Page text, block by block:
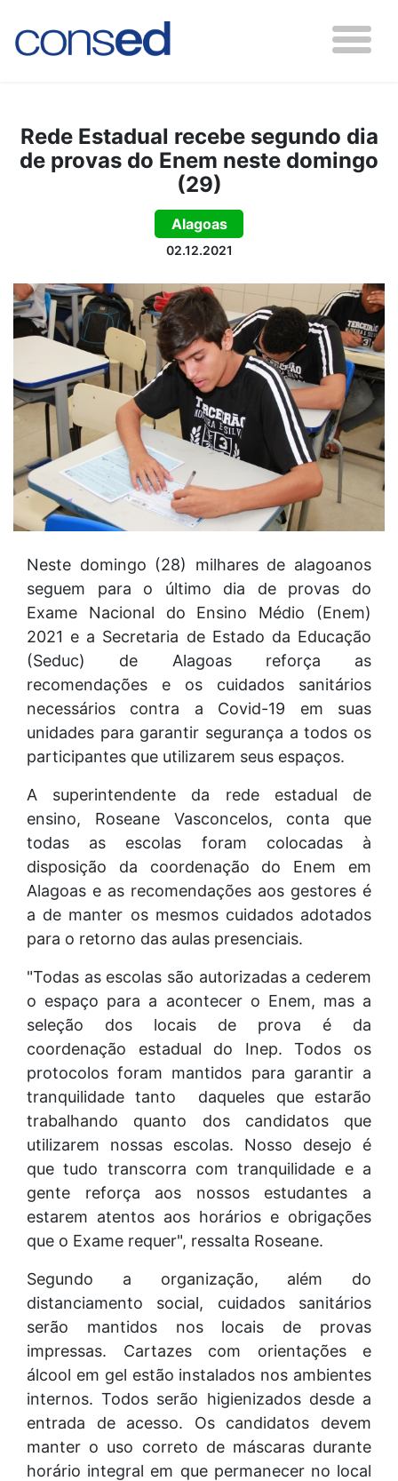
Rede Estadual recebe segundo dia
de provas do Enem neste domingo
(29)
Alagoas
02.12.2021
Neste domingo (28) milhares de alagoanos
seguem para o último dia de provas do
Exame Nacional do Ensino Médio (Enem)
2021 e a Secretaria de Estado da Educação
(Seduc) de Alagoas reforça as
recomendações e os cuidados sanitários
necessários contra a Covid-19 em suas
unidades para garantir segurança a todos os
participantes que utilizarem seus espaços.
A superintendente da rede estadual de
ensino, Roseane Vasconcelos, conta que
todas as escolas foram colocadas à
disposição da coordenação do Enem em
Alagoas e as recomendações aos gestores é
a de manter os mesmos cuidados adotados
para o retorno das aulas presenciais.
"Todas as escolas são autorizadas a cederem
o espaço para a acontecer o Enem, mas a
seleção dos locais de prova é da
coordenação estadual do Inep. Todos os
protocolos foram mantidos para garantir a
tranquilidade tanto daqueles que estarão
trabalhando quanto dos candidatos que
utilizarem nossas escolas. Nosso desejo é
que tudo transcorra com tranquilidade e a
gente reforça aos nossos estudantes a
estarem atentos aos horários e obrigações
que o Exame requer", ressalta Roseane.
Segundo a organização, além do
distanciamento social, cuidados sanitários
serão mantidos nos locais de provas
impressas. Cartazes com orientações e
álcool em gel estão instalados nos ambientes
internos. Todos serão higienizados desde a
entrada de acesso. Os candidatos devem
manter o uso correto de máscaras durante
horário integral em que permanecer no local